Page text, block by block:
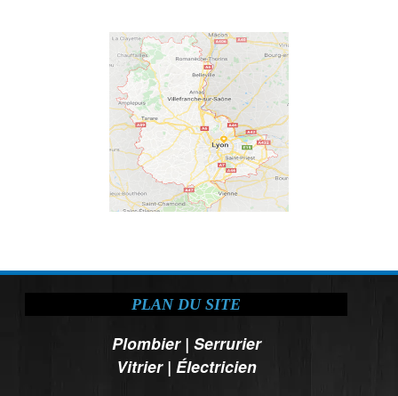
PLAN DU SITE
Plombier| Serrurier
Vitrier| Électricien